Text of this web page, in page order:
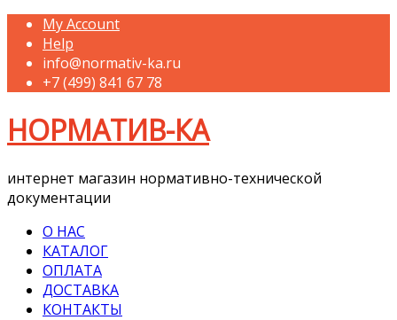
My Account
Help
info@normativ-ka.ru
+7 (499) 841 67 78
НОРМАТИВ-КА
интернет магазин нормативно-технической
документации
О НАС
КАТАЛОГ
ОПЛАТА
ДОСТАВКА
КОНТАКТЫ